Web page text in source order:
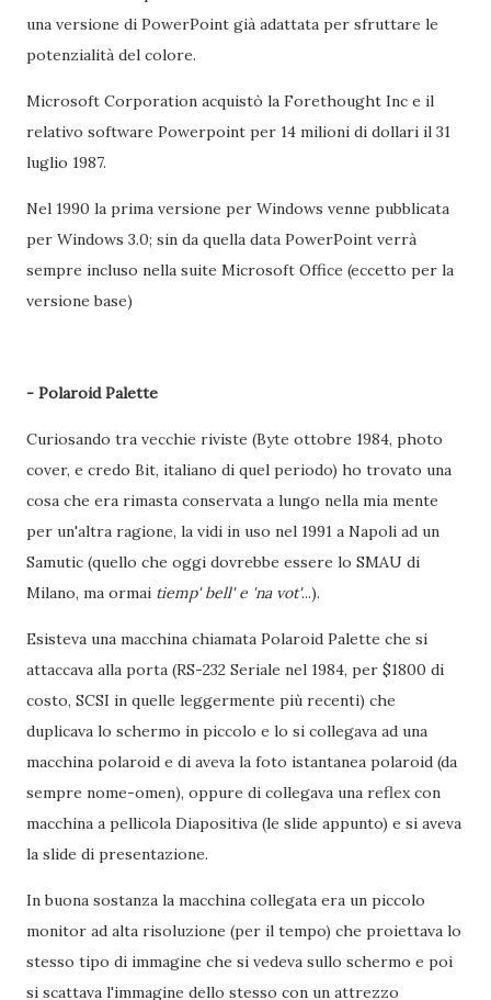
una versione di PowerPoint già adattata per sfruttare le
potenzialità del colore.
Microsoft Corporation acquistò la Forethought Inc e il
relativo software Powerpoint per 14 milioni di dollari il 31
luglio 1987.
Nel 1990 la prima versione per Windows venne pubblicata
per Windows 3.0; sin da quella data PowerPoint verrà
sempre incluso nella suite Microsoft Office (eccetto per la
versione base)
- Polaroid Palette
Curiosando tra vecchie riviste (Byte ottobre 1984, photo
cover, e credo Bit, italiano di quel periodo) ho trovato una
cosa che era rimasta conservata a lungo nella mia mente
per un'altra ragione, la vidi in uso nel 1991 a Napoli ad un
Samutic (quello che oggi dovrebbe essere lo SMAU di
Milano, ma ormai tiemp' bell' e 'na vot'...).
Esisteva una macchina chiamata Polaroid Palette che si
attaccava alla porta (RS-232 Seriale nel 1984, per $1800 di
costo, SCSI in quelle leggermente più recenti) che
duplicava lo schermo in piccolo e lo si collegava ad una
macchina polaroid e di aveva la foto istantanea polaroid (da
sempre nome-omen), oppure di collegava una reflex con
macchina a pellicola Diapositiva (le slide appunto) e si aveva
la slide di presentazione.
In buona sostanza la macchina collegata era un piccolo
monitor ad alta risoluzione (per il tempo) che proiettava lo
stesso tipo di immagine che si vedeva sullo schermo e poi
si scattava l'immagine dello stesso con un attrezzo